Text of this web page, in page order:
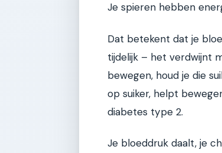
Je spieren hebben
Dat betekent dat je
tijdelijk – het verdwijnt
bewegen, houd je die
op suiker, helpt
diabetes type 2.
Je bloeddruk daalt, je